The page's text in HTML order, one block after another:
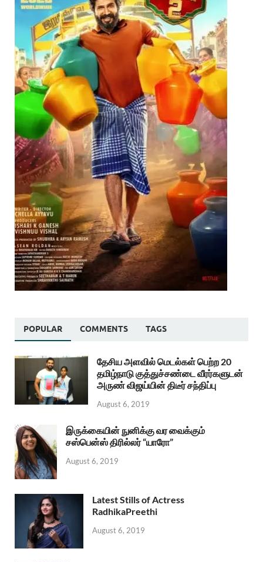
POPULAR COMMENTS TAGS
தேசிய அளவில் மெடல்கள் பெற்ற 20
தமிழ்நாடு குத்துச்சண்டை வீரர்களுடன்
அருண் விஜய்யின் திடீர் சந்திப்பு
August 6, 2019
இருக்கையின் நுனிக்கு வர வைக்கும்
சஸ்பென்ஸ் திரில்லர் “யாரோ”
August 6, 2019
Latest Stills of Actress
RadhikaPreethi
August 6, 2019